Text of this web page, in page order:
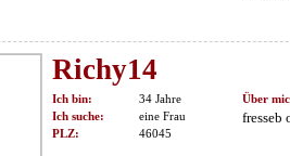
Richy14
Ich bin:
34 Jahre
Ich suche:
eine Frau
PLZ:
46045
Über
fresseb